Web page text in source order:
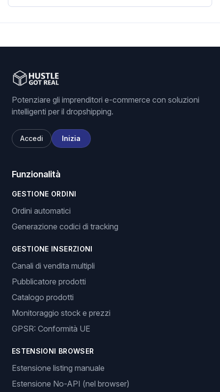
Potenziare gli imprenditori e-commerce con soluzioni
intelligenti per il dropshipping.
Accedi Inizia
Funzionalità
GESTIONE ORDINI
Ordini automatici
Generazione codici di tracking
GESTIONE INSERZIONI
Canali di vendita multipli
Pubblicatore prodotti
Catalogo prodotti
Monitoraggio stock e prezzi
GPSR: Conformità UE
ESTENSIONI BROWSER
Estensione listing manuale
Estensione No-API (nel browser)